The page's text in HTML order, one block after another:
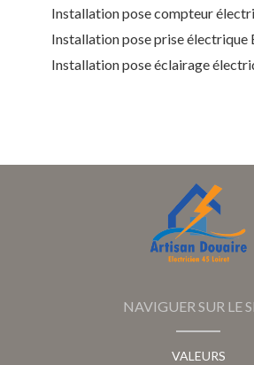
Installation pose compteur
Installation pose prise électrique
Installation pose éclairage
NAVIGUER SUR LE
VALEURS